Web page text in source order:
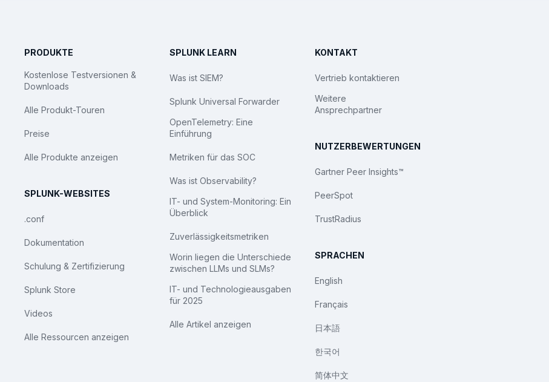
PRODUKTE
Kostenlose Testversionen &
Downloads
Alle Produkt-Touren
Preise
Alle Produkte anzeigen
SPLUNK-WEBSITES
.conf
Dokumentation
Schulung & Zertifizierung
Splunk Store
Videos
Alle Ressourcen anzeigen
SPLUNK LEARN
Was ist SIEM?
Splunk Universal Forwarder
OpenTelemetry: Eine
Einführung
Metriken für das SOC
Was ist Observability?
IT- und System-Monitoring: Ein
Überblick
Zuverlässigkeitsmetriken
Worin liegen die Unterschiede
zwischen LLMs und SLMs?
IT- und Technologieausgaben
für 2025
Alle Artikel anzeigen
KONTAKT
Vertrieb kontaktieren
Weitere
Ansprechpartner
NUTZERBEWERTUNGEN
Gartner Peer Insights™
PeerSpot
TrustRadius
SPRACHEN
English
Français
日本語
한국어
简体中文